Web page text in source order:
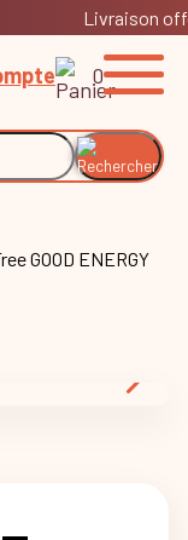
Livraison
0
GOOD ENERGY